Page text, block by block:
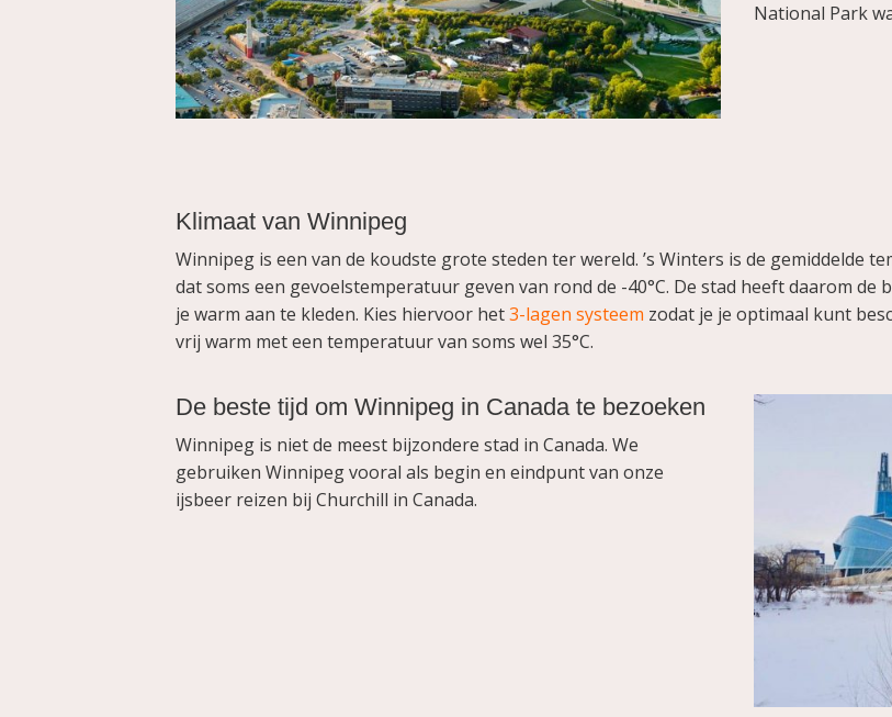
National Park
Klimaat van Winnipeg
Winnipeg is een van de koudste grote steden ter wereld. ’s Winters is de gemiddelde
dat soms een gevoelstemperatuur geven van rond de -40°C. De stad heeft daarom de
je warm aan te kleden. Kies hiervoor het3-lagen systeem zodat je je optimaal kunt
vrij warm met een temperatuur van soms wel 35°C.
De beste tijd om Winnipeg in Canada te bezoeken
Winnipeg is niet de meest bijzondere stad in Canada. We
gebruiken Winnipeg vooral als begin en eindpunt van onze
ijsbeer reizen bij Churchill in Canada.